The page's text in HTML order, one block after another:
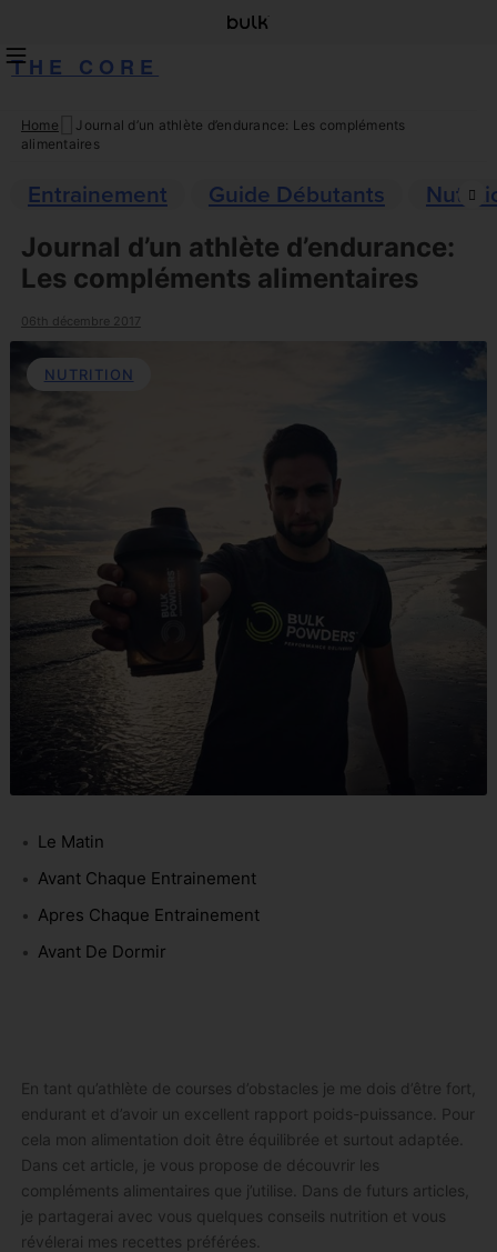
THE CORE
Skip
content
Home
Journal d’un athlète d’endurance: Les compléments
alimentaires
Entrainement Guide Débutants
Journal d’un athlète d’endurance:
Les compléments alimentaires
06th décembre 2017
NUTRITION
Le Matin
Avant Chaque Entrainement
Apres Chaque Entrainement
Avant De Dormir
En tant qu’athlète de courses d’obstacles je me dois d’être fort,
endurant et d’avoir un excellent rapport poids-puissance. Pour
cela mon alimentation doit être équilibrée et surtout adaptée.
Dans cet article, je vous propose de découvrir les
compléments alimentaires que j’utilise. Dans de futurs articles,
je partagerai avec vous quelques conseils nutrition et vous
révélerai mes recettes préférées.